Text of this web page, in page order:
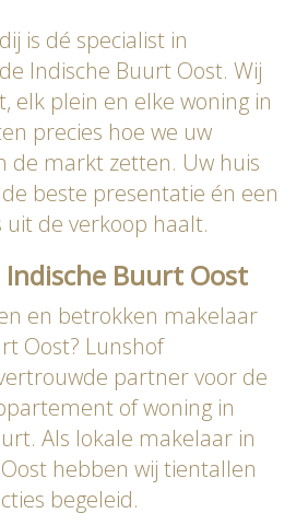
is dé specialist in
Indische Buurt Oost. Wij
elk plein en elke woning in
precies hoe we uw
de markt zetten. Uw huis
beste presentatie én een
de verkoop haalt.
Buurt Oost
en betrokken makelaar
Oost? Lunshof
partner voor de
of woning in
Als lokale makelaar in
hebben wij tientallen
begeleid.